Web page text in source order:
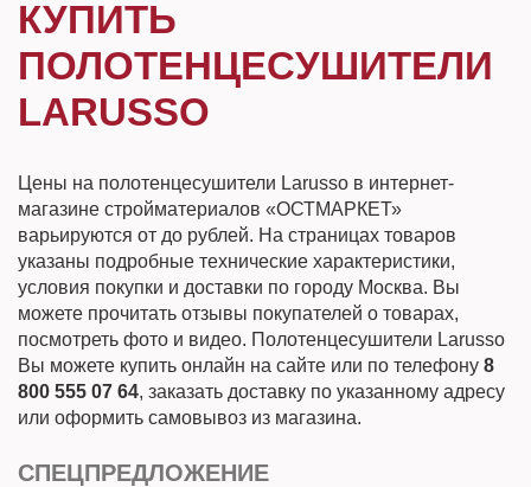
КУПИТЬ
ПОЛОТЕНЦЕСУШИТЕЛИ
LARUSSO
Цены на полотенцесушители Larusso в интернет-
магазине стройматериалов «ОСТМАРКЕТ»
варьируются от до рублей. На страницах товаров
указаны подробные технические характеристики,
условия покупки и доставки по городу Москва. Вы
можете прочитать отзывы покупателей о товарах,
посмотреть фото и видео. Полотенцесушители Larusso
Вы можете купить онлайн на сайте или по телефону 8
800 555 07 64, заказать доставку по указанному адресу
или оформить самовывоз из магазина.
СПЕЦПРЕДЛОЖЕНИЕ